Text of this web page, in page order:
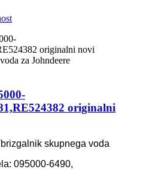
originalni
skupnega voda
095000-6490,